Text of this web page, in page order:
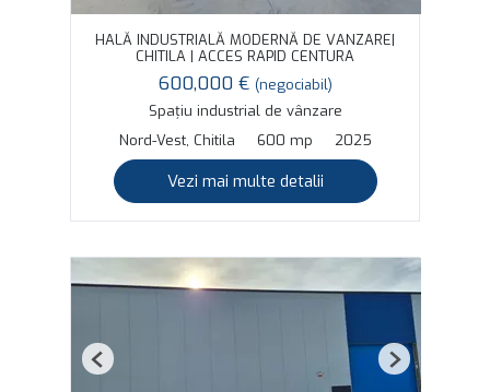
HALĂ INDUSTRIALĂ MODERNĂ DE VANZARE|
CHITILA | ACCES RAPID CENTURA
600,000 € (negociabil)
Spațiu industrial de vânzare
Nord-Vest, Chitila
600 mp 2025
Vezi mai multe detalii
Previous Next